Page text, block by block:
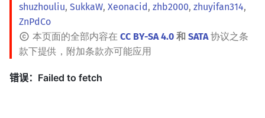
shuzhouliu, SukkaW, Xeonacid, zhb2000, zhuyifan314,
ZnPdCo
本页面的全部内容在 CC BY-SA 4.0 和 SATA协议之条
款下提供，附加条款亦可能应用